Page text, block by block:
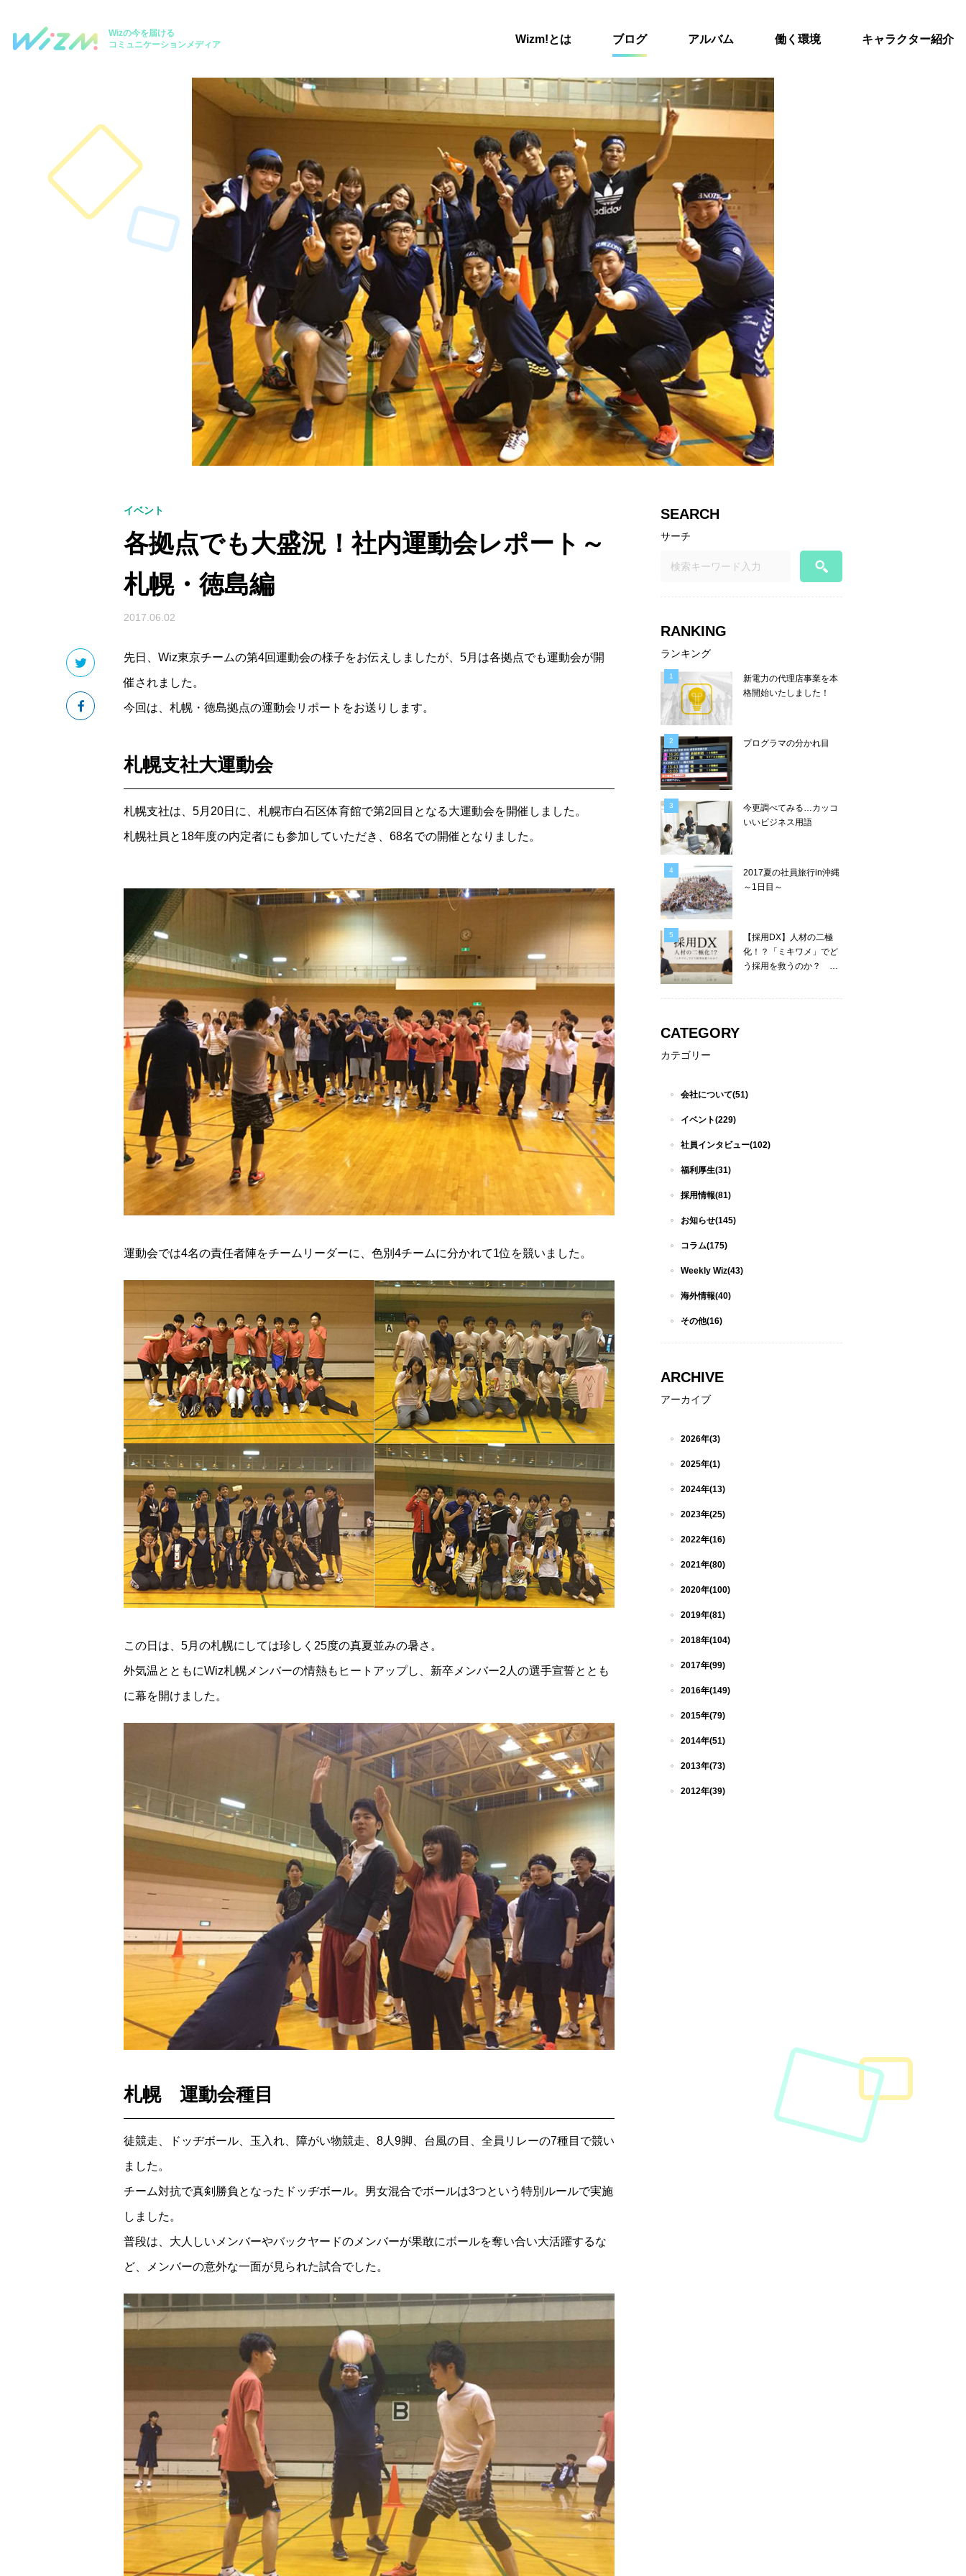
Wizの今を届ける
コミュニケーションメディア
Wizm!とは ブログ アルバム 働く環境 キャラクター紹介
イベント
各拠点でも大盛況！社内運動会レポート～
札幌・徳島編
2017.06.02
先日、Wiz東京チームの第4回運動会の様子をお伝えしましたが、5月は各拠点でも運動会が開
催されました。
今回は、札幌・徳島拠点の運動会リポートをお送りします。
札幌支社大運動会
札幌支社は、5月20日に、札幌市白石区体育館で第2回目となる大運動会を開催しました。
札幌社員と18年度の内定者にも参加していただき、68名での開催となりました。
運動会では4名の責任者陣をチームリーダーに、色別4チームに分かれて1位を競いました。
この日は、5月の札幌にしては珍しく25度の真夏並みの暑さ。
外気温とともにWiz札幌メンバーの情熱もヒートアップし、新卒メンバー2人の選手宣誓ととも
に幕を開けました。
札幌 運動会種目
徒競走、ドッヂボール、玉入れ、障がい物競走、8人9脚、台風の目、全員リレーの7種目で競い
ました。
チーム対抗で真剣勝負となったドッヂボール。男女混合でボールは3つという特別ルールで実施
しました。
普段は、大人しいメンバーやバックヤードのメンバーが果敢にボールを奪い合い大活躍するな
ど、メンバーの意外な一面が見られた試合でした。
SEARCH
サーチ
RANKING
ランキング
新電力の代理店事業を本
格開始いたしました！
プログラマの分かれ目
今更調べてみる…カッコ
いいビジネス用語
2017夏の社員旅行in沖縄
～1日目～
【採用DX】人材の二極
化！？「ミキワメ」でど
う採用を救うのか？ ―
CATEGORY
カテゴリー
会社について(51)
イベント(229)
社員インタビュー(102)
福利厚生(31)
採用情報(81)
お知らせ(145)
コラム(175)
Weekly Wiz(43)
海外情報(40)
その他(16)
ARCHIVE
アーカイブ
2026年(3)
2025年(1)
2024年(13)
2023年(25)
2022年(16)
2021年(80)
2020年(100)
2019年(81)
2018年(104)
2017年(99)
2016年(149)
2015年(79)
2014年(51)
2013年(73)
2012年(39)